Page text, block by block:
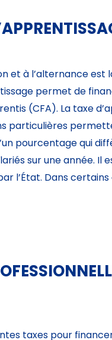
et à l’alternance
permet de
(CFA). La taxe
particulières
pourcentage qui
sur une année. Il
l’État. Dans
taxes pour